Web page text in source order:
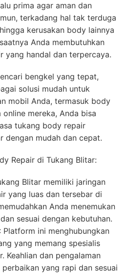
prima agar aman dan
terkadang hal tak terduga
kerusakan body lainnya
Anda membutuhkan
yang handal dan terpercaya.
bengkel yang tepat,
solusi mudah untuk
mobil Anda, termasuk body
mereka, Anda bisa
tukang body repair
dengan mudah dan cepat.
Repair di Tukang Blitar:
Blitar memiliki jaringan
yang luas dan tersebar di
Anda menemukan
sesuai dengan kebutuhan.
: Platform ini menghubungkan
yang memang spesialis
Keahlian dan pengalaman
yang rapi dan sesuai